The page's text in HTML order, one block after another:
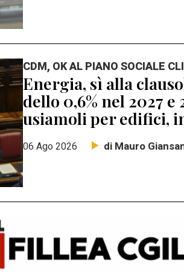
CDM, OK AL PIANO SOCIALE
Energia, sì alla
dello 0,6% nel 2027
usiamoli per edifici,
06 Ago 2026 di Mauro